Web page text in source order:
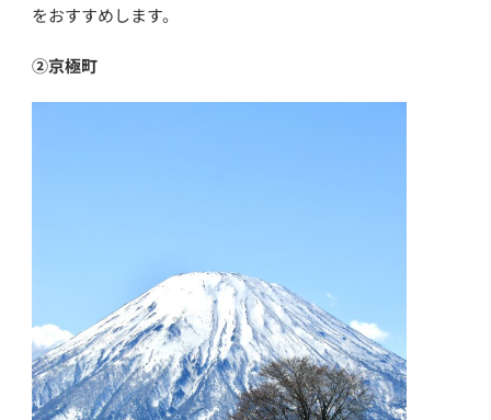
をおすすめします。
②京極町